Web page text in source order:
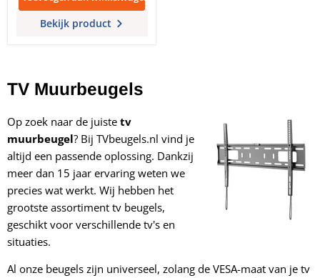
Bekijk product
TV Muurbeugels
Op zoek naar de juiste tv
muurbeugel? Bij TVbeugels.nl vind je
altijd een passende oplossing. Dankzij
meer dan 15 jaar ervaring weten we
precies wat werkt. Wij hebben het
grootste assortiment tv beugels,
geschikt voor verschillende tv's en
situaties.
Al onze beugels zijn universeel, zolang de VESA-maat van je tv